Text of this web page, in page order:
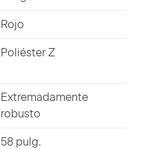
Rojo
Poliéster Z
Extremadamente
robusto
58 pulg.